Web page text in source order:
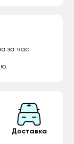
за час
Доставка